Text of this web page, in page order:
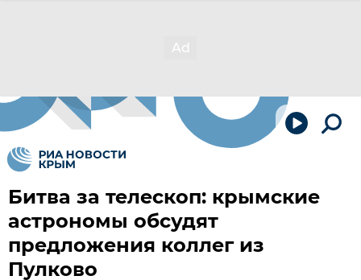
Битва за телескоп: крымские
астрономы обсудят
предложения коллег из
Пулково